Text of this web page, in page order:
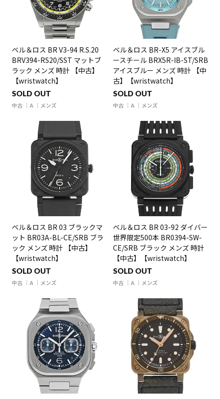
ベル＆ロス BR V3-94 R.S.20
BRV394-RS20/SST マットブ
ラック メンズ 時計 【中古】
【wristwatch】
SOLD OUT
中古 A メンズ
ベル＆ロス BR-X5 アイスブル
ースチール BRX5R-IB-ST/SRB
アイスブルー メンズ 時計 【中
古】【wristwatch】
SOLD OUT
中古 A メンズ
ベル＆ロス BR 03 ブラックマ
ット BR03A-BL-CE/SRB ブラ
ック メンズ 時計 【中古】
【wristwatch】
SOLD OUT
中古 A メンズ
ベル＆ロス BR 03-92 ダイバー
世界限定500本 BR0394-SW-
CE/SRB ブラック メンズ 時計
【中古】【wristwatch】
SOLD OUT
中古 A メンズ